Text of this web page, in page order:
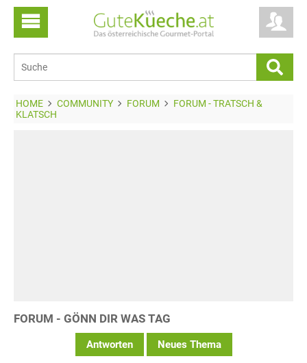
HOME COMMUNITY FORUM
FORUM - TRATSCH &
KLATSCH
FORUM - GÖNN DIR WAS TAG
Antworten Neues Thema